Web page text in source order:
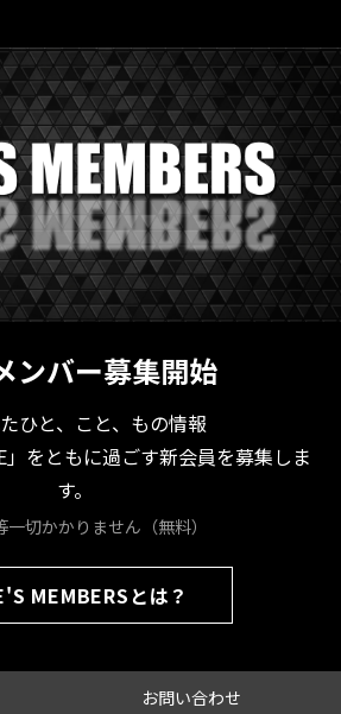
ンバー募集開始
ひと、こと、もの情報
」をともに過ごす新会員を募集しま
す。
一切かかりません（無料）
MEMBERSとは？
お問い合わせ